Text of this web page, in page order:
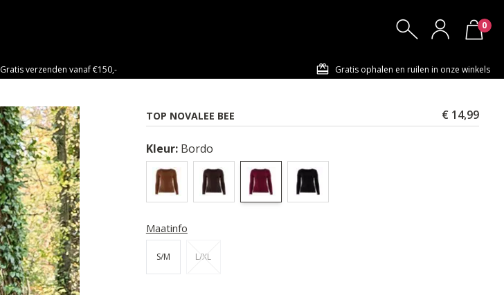
0
Gratis verzenden vanaf €150,- Gratis ophalen en ruilen in onze winkels
TOP NOVALEE BEE
€ 14,99
Kleur: Bordo
Maatinfo
S/M L/XL